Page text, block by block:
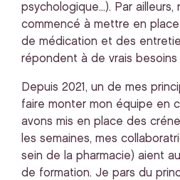
psychologique...). Par ailleurs,
commencé à mettre en
de médication et des
répondent à de vrais
Depuis 2021, un de mes
faire monter mon équipe en
avons mis en place des
les semaines, mes
sein de la pharmacie) aient
de formation. Je pars du